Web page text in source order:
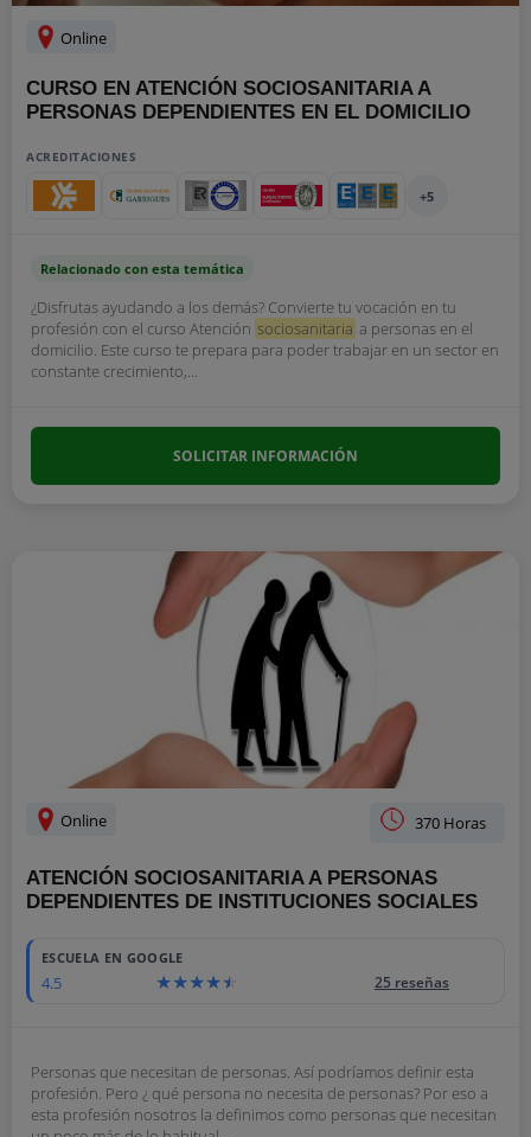
Online
CURSO EN ATENCIÓN SOCIOSANITARIA A
PERSONAS DEPENDIENTES EN EL DOMICILIO
ACREDITACIONES
+5
Relacionado con esta temática
¿Disfrutas ayudando a los demás? Convierte tu vocación en tu
profesión con el curso Atención sociosanitaria a personas en el
domicilio. Este curso te prepara para poder trabajar en un sector en
constante crecimiento,...
SOLICITAR INFORMACIÓN
Online 370 Horas
ATENCIÓN SOCIOSANITARIA A PERSONAS
DEPENDIENTES DE INSTITUCIONES SOCIALES
ESCUELA EN GOOGLE
4.5 25 reseñas
Personas que necesitan de personas. Así podríamos definir esta
profesión. Pero ¿ qué persona no necesita de personas? Por eso a
esta profesión nosotros la definimos como personas que necesitan